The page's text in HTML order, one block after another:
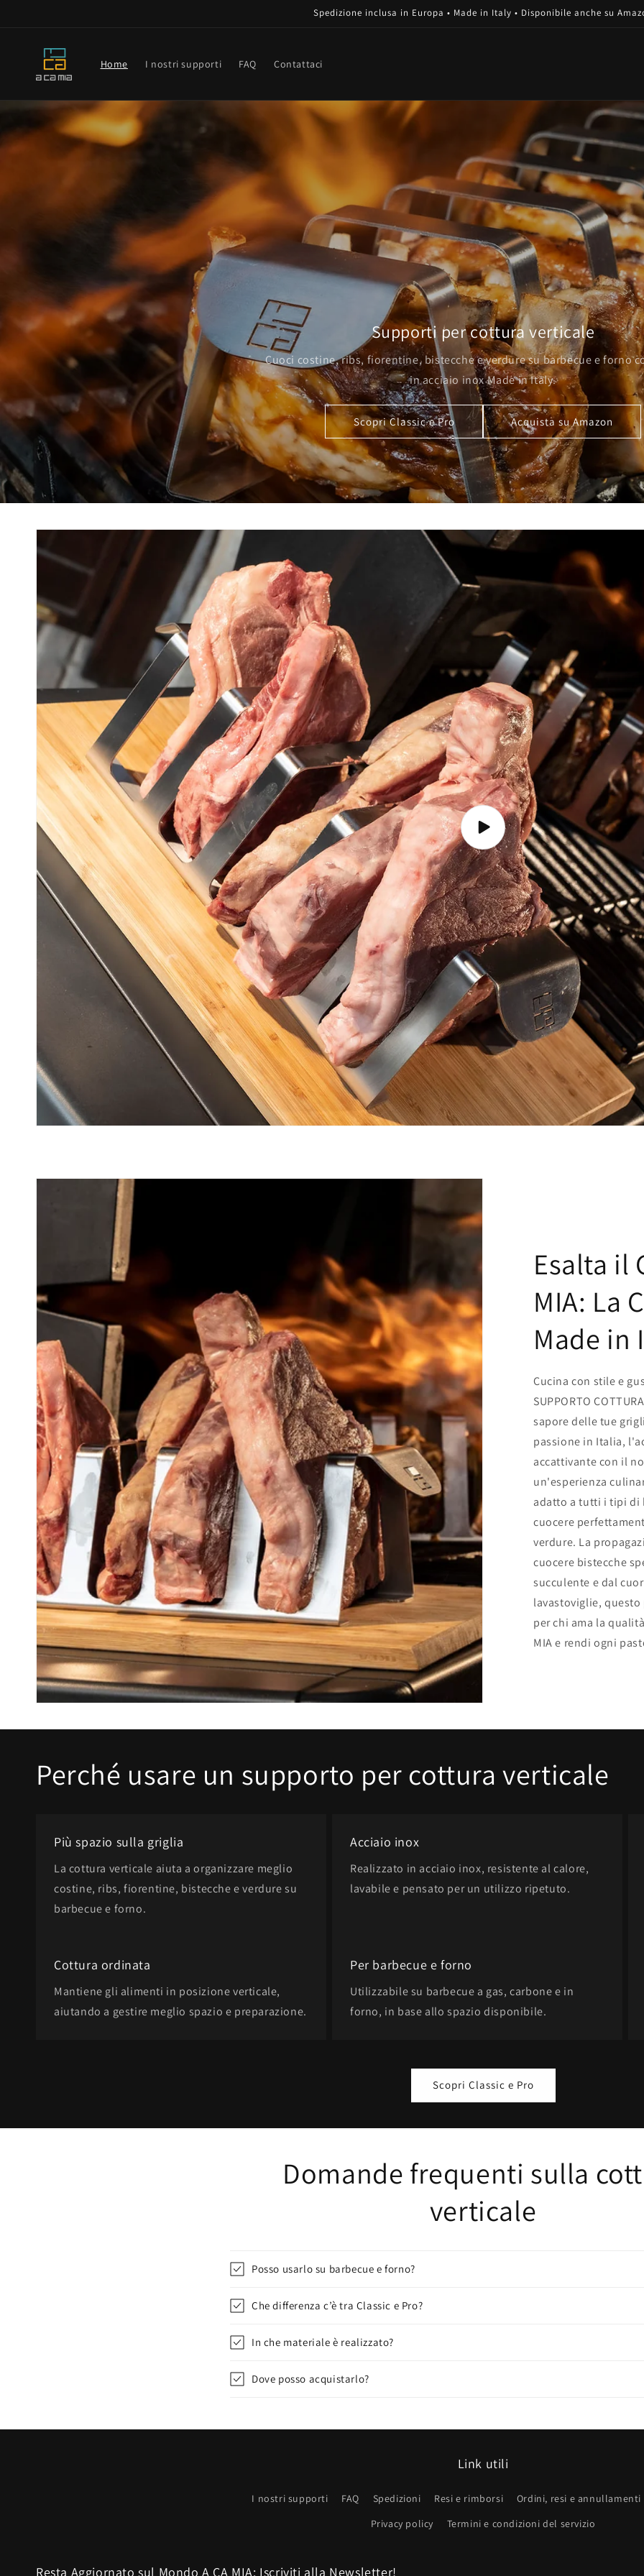
Spedizione inclusa in Europa • Made in Italy • Disponibile anche su
Home I nostri supporti FAQ Contattaci
Supporti per cottura verticale
Cuoci costine, ribs, fiorentine, bistecche e verdure su barbecue e forno
in acciaio inox Made in Italy.
Scopri Classic e Pro Acquista su Amazon
Esalta il
MIA: La
Made in
Cucina con stile e
SUPPORTO
sapore delle tue
passione in Italia,
accattivante con il
un'esperienza
adatto a tutti i tipi di
cuocere
verdure. La
cuocere bistecche
succulente e dal
lavastoviglie, questo
per chi ama la
MIA e rendi ogni
Perché usare un supporto per cottura verticale
Più spazio sulla griglia
La cottura verticale aiuta a organizzare meglio
costine, ribs, fiorentine, bistecche e verdure su
barbecue e forno.
Acciaio inox
Realizzato in acciaio inox, resistente al calore,
lavabile e pensato per un utilizzo ripetuto.
Cottura ordinata
Mantiene gli alimenti in posizione verticale,
aiutando a gestire meglio spazio e preparazione.
Per barbecue e forno
Utilizzabile su barbecue a gas, carbone e in
forno, in base allo spazio disponibile.
Scopri Classic e Pro
Domande frequenti sulla
verticale
Posso usarlo su barbecue e forno?
Che differenza c’è tra Classic e Pro?
In che materiale è realizzato?
Dove posso acquistarlo?
Link utili
I nostri supporti FAQ Spedizioni Resi e rimborsi Ordini, resi e annullamenti
Privacy policy
Termini e condizioni del servizio
Resta Aggiornato sul Mondo A CA MIA: Iscriviti alla Newsletter!